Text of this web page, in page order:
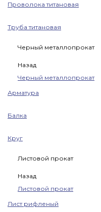
Проволока титановая
Труба титановая
Черный металлопрокат
Назад
Черный металлопрокат
Арматура
Балка
Круг
Листовой прокат
Назад
Листовой прокат
Лист рифленый